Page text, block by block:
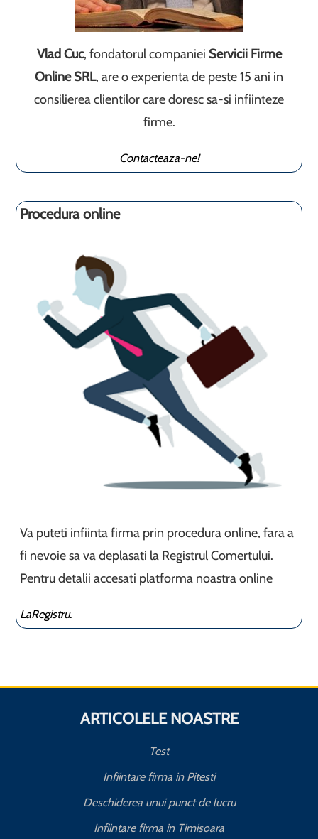
Vlad Cuc, fondatorul companiei Servicii Firme
Online SRL, are o experienta de peste 15 ani in
consilierea clientilor care doresc sa-si infiinteze
firme.
Contacteaza-ne!
Procedura online
Va puteti infiinta firma prin procedura online, fara a
fi nevoie sa va deplasati la Registrul Comertului.
Pentru detalii accesati platforma noastra online
LaRegistru.
ARTICOLELE NOASTRE
Test
Infiintare firma in Pitesti
Deschiderea unui punct de lucru
Infiintare firma in Timisoara